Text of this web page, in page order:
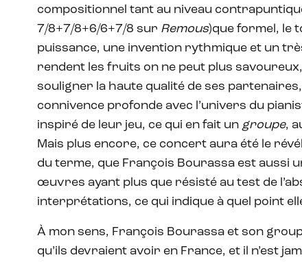
compositionnel tant au niveau
7/8+7/8+6/6+7/8 sur Remous)que formel, le
puissance, une invention rythmique et un
rendent les fruits on ne peut plus
souligner la haute qualité de ses
connivence profonde avec l’univers du
inspiré de leur jeu, ce qui en fait un groupe,
Mais plus encore, ce concert aura été le
du terme, que François Bourassa est aussi
œuvres ayant plus que résisté au test de
interprétations, ce qui indique à quel point
À mon sens, François Bourassa et son
qu’ils devraient avoir en France, et il n’est